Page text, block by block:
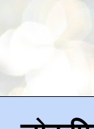
शैक्षणिक